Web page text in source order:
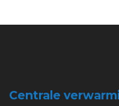
Centrale